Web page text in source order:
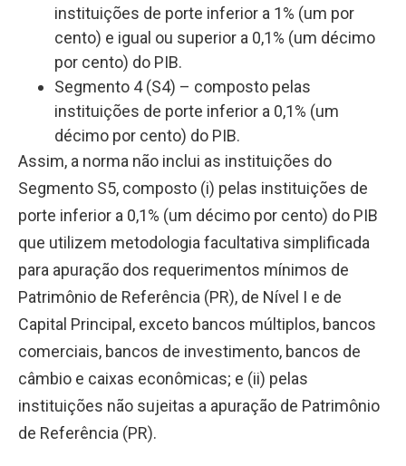
instituições de porte inferior a 1% (um por
cento) e igual ou superior a 0,1% (um décimo
por cento) do PIB.
Segmento 4 (S4) – composto pelas
instituições de porte inferior a 0,1% (um
décimo por cento) do PIB.
Assim, a norma não inclui as instituições do
Segmento S5, composto (i) pelas instituições de
porte inferior a 0,1% (um décimo por cento) do PIB
que utilizem metodologia facultativa simplificada
para apuração dos requerimentos mínimos de
Patrimônio de Referência (PR), de Nível I e de
Capital Principal, exceto bancos múltiplos, bancos
comerciais, bancos de investimento, bancos de
câmbio e caixas econômicas; e (ii) pelas
instituições não sujeitas a apuração de Patrimônio
de Referência (PR).